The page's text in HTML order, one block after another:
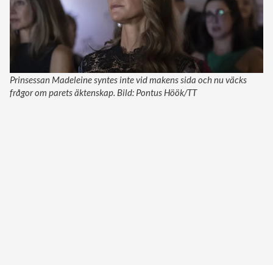
Prinsessan Madeleine syntes inte vid makens sida och nu väcks
frågor om parets äktenskap. Bild: Pontus Höök/TT